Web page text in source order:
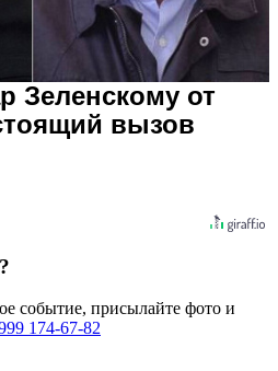
Зеленскому от
вызов
событие, присылайте фото и
174-67-82